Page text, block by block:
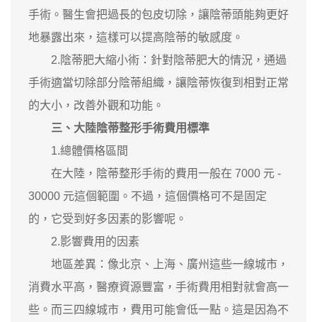
手術。醫生會把過長的包皮切除，讓陰蒂頭能夠更好
地暴露出來，這樣可以提高陰蒂的敏感度。
2.陰蒂肥大縮小術：針對陰蒂肥大的情況，通過
手術適當切除部分陰蒂組織，讓陰蒂恢復到相對正常
的大小，改善外觀和功能。
三、大陸陰蒂整形手術費用標準
1.總體價格區間
在大陸，陰蒂整形手術的費用一般在 7000 元 -
30000 元這個範圍。不過，這個價格可不是固定
的，它受到好多因素的影響呢。
2.影響費用的因素
地區差異：像北京、上海、廣州這些一線城市，
消費水平高，醫療資源豐富，手術費用相對就會高一
些。而三四線城市，費用可能會低一點。這是因為不